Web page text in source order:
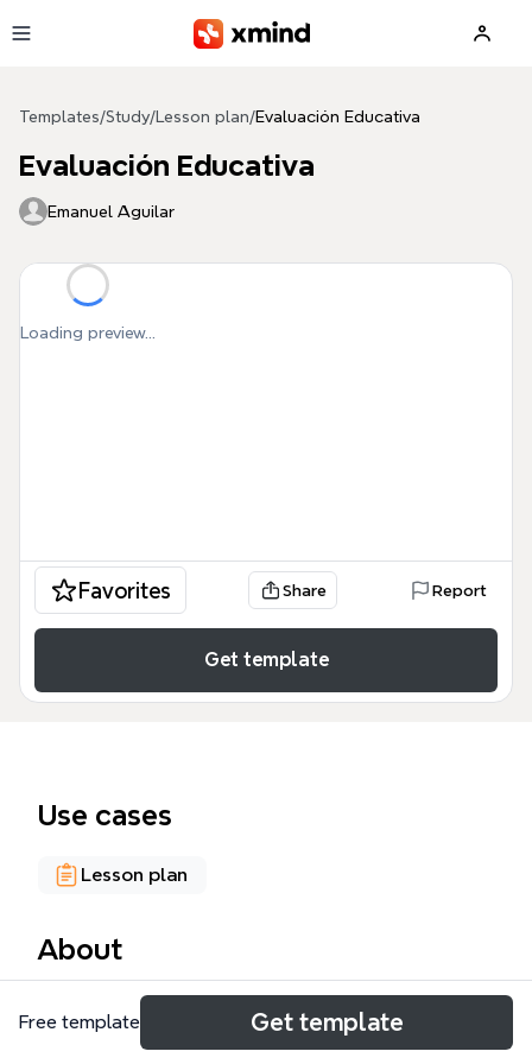
Templates/Study/ Lesson plan/Evaluación Educativa
Evaluación Educativa
Emanuel Aguilar
Loading preview...
Favorites Share Report
Get template
Use cases
Lesson plan
About
La plantilla 'Evaluación Educativa' es un mapa
mental exhaustivo que desglosa los conceptos y
Free template Get template